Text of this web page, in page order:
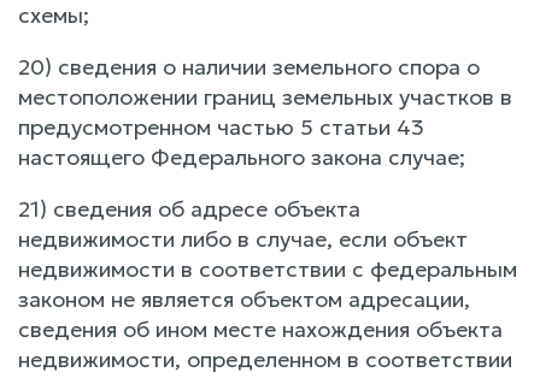
схемы;
20) сведения о наличии земельного спора о
местоположении границ земельных участков в
предусмотренном частью 5 статьи 43
настоящего Федерального закона случае;
21) сведения об адресе объекта
недвижимости либо в случае, если объект
недвижимости в соответствии с федеральным
законом не является объектом адресации,
сведения об ином месте нахождения объекта
недвижимости, определенном в соответствии